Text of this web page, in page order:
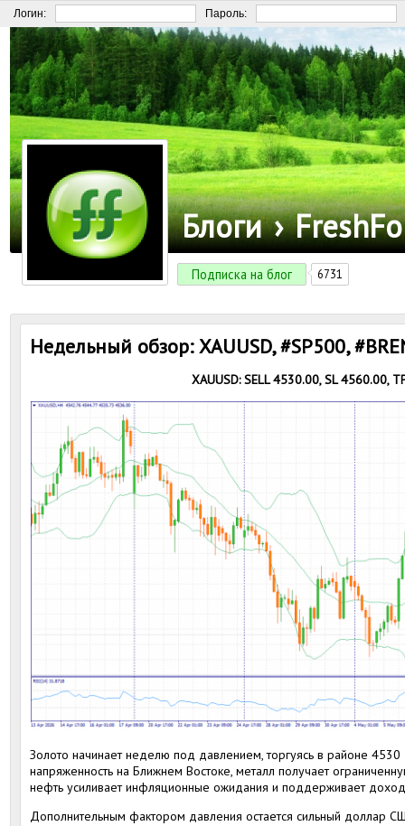
Логин: Пароль:
Блоги ›
Подписка на блог 6731
Недельный обзор: XAUUSD, #SP500,
XAUUSD: SELL 4530.00, SL 4560.00,
Золото начинает неделю под давлением, торгуясь в районе
напряженность на Ближнем Востоке, металл получает
нефть усиливает инфляционные ожидания и поддерживает
Дополнительным фактором давления остается сильный доллар